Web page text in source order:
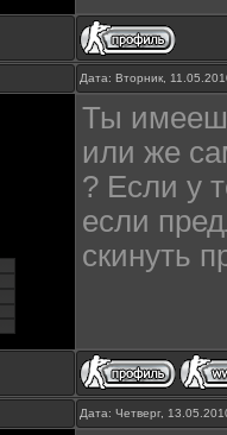
Дата: Вторник,
Ты
или же
? Если у
если
скинуть
Дата: Четверг,